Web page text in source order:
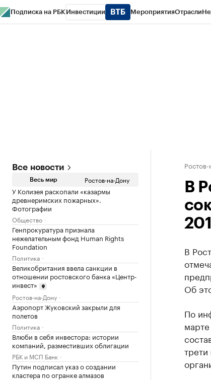
Подписка на РБК Инвестиции МероприятияОтрасли
Все новости
Весь мир Ростов-на-Дону
У Колизея раскопали «казармы
древнеримских пожарных».
Фотографии
Общество
Генпрокуратура признала
нежелательным фонд Human Rights
Foundation
Политика
Великобритания ввела санкции в
отношении ростовского банка «Центр-
инвест»
Ростов-на-Дону
Аэропорт Жуковский закрыли для
полетов
Политика
Влюби в себя инвестора: истории
компаний, разместивших облигации
РБК и МСП Банк
Путин подписал указ о создании
кластера по огранке алмазов
В
В
Об
По